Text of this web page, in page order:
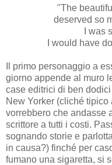
"The
deserved so
I was
I would have
Il primo personaggio a
giorno appende al muro
case editrici di ben
New Yorker (cliché
vorrebbero che andasse
scrittore a tutti i costi.
sognando storie e
in causa?) finché per
fumano una sigaretta, si